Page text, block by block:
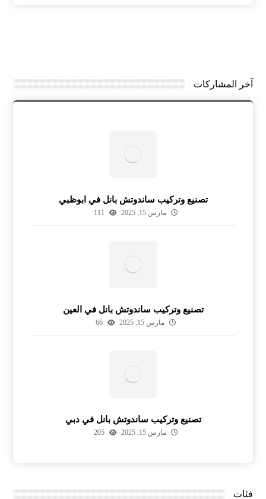
آخر المشاركات
تصنيع وتركيب ساندوتش بانل في ابوظبي
مارس 15, 2025 111
تصنيع وتركيب ساندوتش بانل في العين
مارس 15, 2025 66
تصنيع وتركيب ساندوتش بانل في دبي
مارس 15, 2025 205
فئات